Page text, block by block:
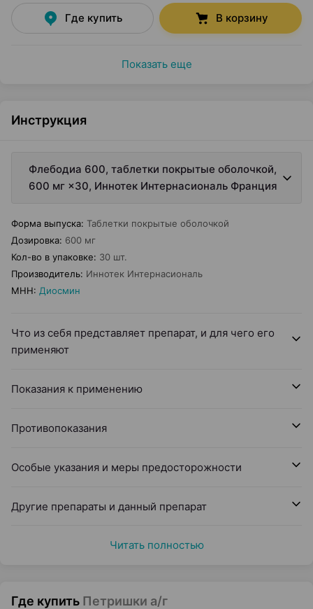
Где купить В корзину
Показать еще
Инструкция
Флебодиа 600, таблетки покрытые оболочкой,
600 мг ×30, Иннотек Интернасиональ Франция
Форма выпуска: Таблетки покрытые оболочкой
Дозировка: 600 мг
Кол-во в упаковке: 30 шт.
Производитель: Иннотек Интернасиональ
МНН: Диосмин
Что из себя представляет препарат, и для чего его
применяют
Показания к применению
Противопоказания
Особые указания и меры предосторожности
Другие препараты и данный препарат
Читать полностью
Где купить Петришки а/г